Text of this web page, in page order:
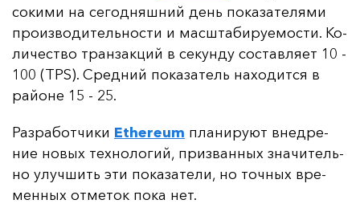
со­ки­ми на се­год­няш­ний день по­ка­за­те­ля­ми
про­из­во­ди­тель­нос­ти и мас­шта­би­ру­емос­ти. Ко­
ли­чес­тво тран­зак­ций в се­кун­ду сос­тав­ля­ет 10 -
100 (TPS). Сред­ний по­ка­за­тель на­хо­дит­ся в
рай­оне 15 - 25.
Раз­ра­бот­чи­ки Ethereum пла­ни­ру­ют внед­ре­
ние но­вых тех­но­ло­гий, приз­ван­ных зна­чи­тель­
но улуч­шить эти по­ка­за­те­ли, но точ­ных вре­
мен­ных от­ме­ток по­ка нет.